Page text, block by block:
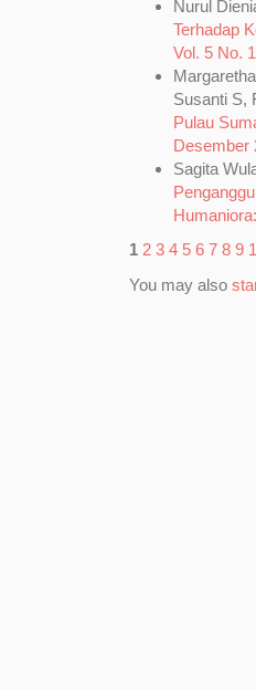
Nurul
Terhadap
Vol. 5 No.
Susanti S,
Pulau
Desember
Sagita
1 2 3 4 5 6 7 8 9
You may also